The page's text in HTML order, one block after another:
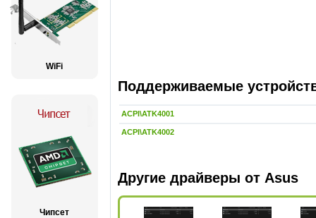
WiFi
Чипсет
Поддерживаемые
ACPI\ATK4001
ACPI\ATK4002
Другие драйверы от Asus